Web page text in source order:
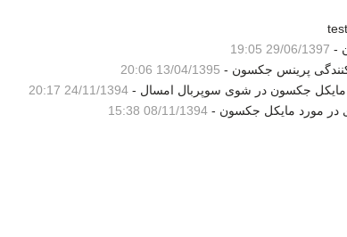
-
29/06/1397 19:05
پرینس جکسون - 13/04/1395 20:06
مایکل جکسون در شوی سوپربال امسال -24/11/1394 20:17
در مورد مایکل جکسون -08/11/1394 15:38